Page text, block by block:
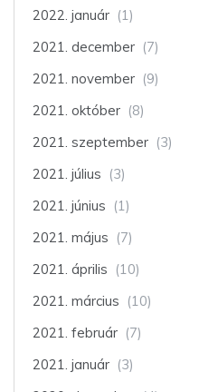
2022. január (1)
2021. december (7)
2021. november (9)
2021. október (8)
2021. szeptember (3)
2021. július (3)
2021. június (1)
2021. május (7)
2021. április (10)
2021. március (10)
2021. február (7)
2021. január (3)